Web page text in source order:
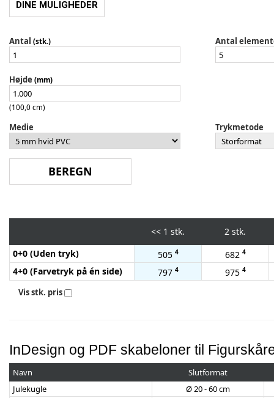
DINE MULIGHEDER
Antal (stk.) Antal
Højde (mm)
(100,0 cm)
Medie Trykmetode
<< 1 stk.
2 stk.
0+0 (Uden tryk)
505 4 682 4
4+0 (Farvetryk på én side) 797 4 975 4
Vis stk. pris
InDesign og PDF skabeloner til
Navn
Slutformat
Julekugle
Ø 20 - 60 cm